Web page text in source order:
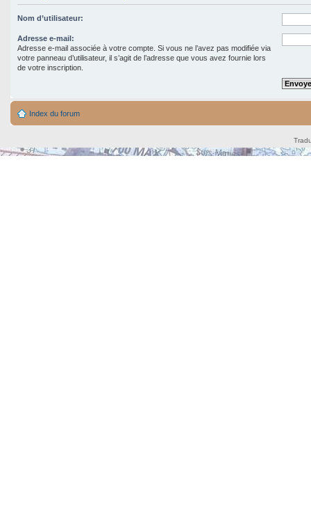
Nom d’utilisateur:
Adresse e-mail:
Adresse e-mail associée à votre compte. Si vous ne l’avez pas modifiée via
votre panneau d’utilisateur, il s’agit de l’adresse que vous avez fournie lors
de votre inscription.
Index du forum